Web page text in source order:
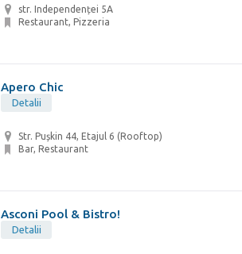
str. Independenței 5A
Restaurant, Pizzeria
Apero Chic
Detalii
Str. Pușkin 44, Etajul 6 (Rooftop)
Bar, Restaurant
Asconi Pool & Bistro!
Detalii